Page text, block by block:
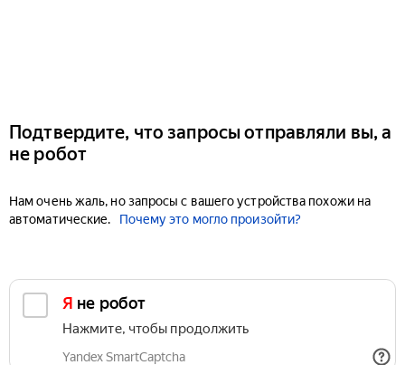
Подтвердите, что запросы отправляли вы, а
не робот
Нам очень жаль, но запросы с вашего устройства похожи на
автоматические.
Почему это могло произойти?
Я не робот
Нажмите, чтобы продолжить
Yandex SmartCaptcha